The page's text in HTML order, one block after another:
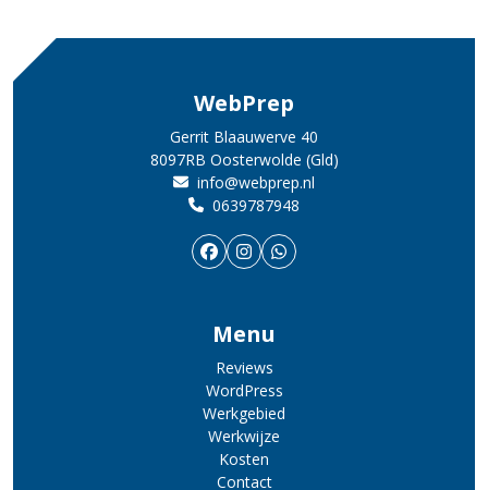
WebPrep
Gerrit Blaauwerve 40
8097RB Oosterwolde (Gld)
info@webprep.nl
0639787948
Menu
Reviews
WordPress
Werkgebied
Werkwijze
Kosten
Contact